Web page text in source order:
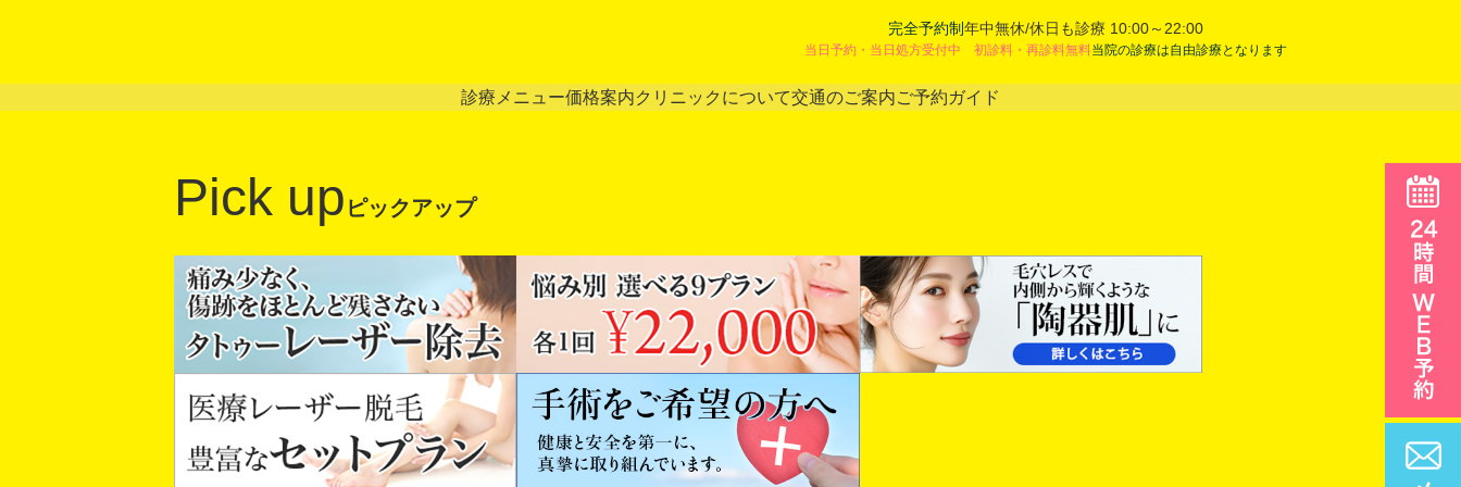
完全予約制年中無休/休日も診療 10:00～22:00
当日予約・当日処方受付中 初診料・再診料無料当院の診療は自由診療となります
診療メニュー価格案内クリニックについて交通のご案内ご予約ガイド
Pick up ピックアップ